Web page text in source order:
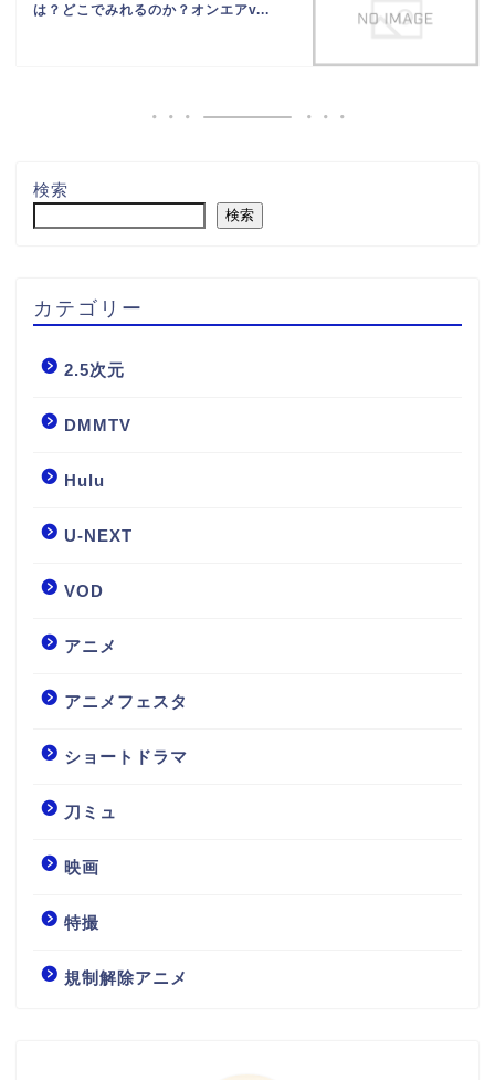
は？どこでみれるのか？オンエアv...
検索
検索
カテゴリー
2.5次元
DMMTV
Hulu
U-NEXT
VOD
アニメ
アニメフェスタ
ショートドラマ
刀ミュ
映画
特撮
規制解除アニメ